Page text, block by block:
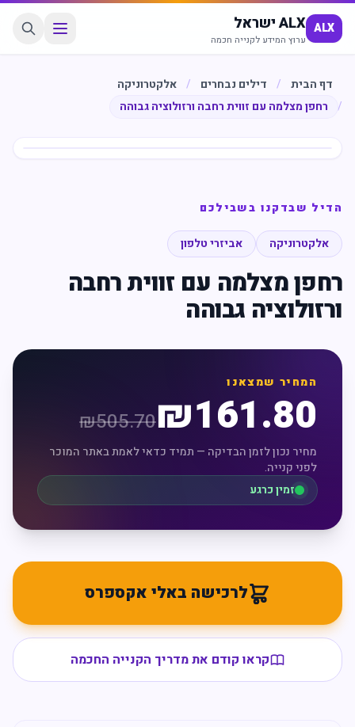
ALX ALX ישראל
ערוץ המידע לקנייה חכמה
דף הבית / דילים נבחרים / אלקטרוניקה
/
רחפן מצלמה עם זווית רחבה ורזולוציה גבוהה
הדיל שבדקנו בשבילכם
אלקטרוניקה אביזרי טלפון
רחפן מצלמה עם זווית רחבה
ורזולוציה גבוהה
המחיר שמצאנו
₪161.80
₪505.70
מחיר נכון לזמן הבדיקה — תמיד כדאי לאמת באתר המוכר
לפני קנייה.
זמין כרגע
לרכישה באלי אקספרס
קראו קודם את מדריך הקנייה החכמה